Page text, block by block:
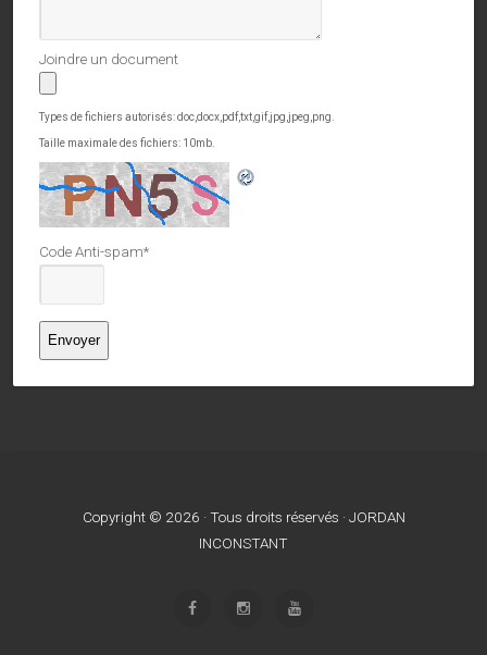
Joindre un document
Types de fichiers autorisés: doc,docx,pdf,txt,gif,jpg,jpeg,png.
Taille maximale des fichiers: 10mb.
Code Anti-spam*
Copyright © 2026 · Tous droits réservés · JORDAN
INCONSTANT